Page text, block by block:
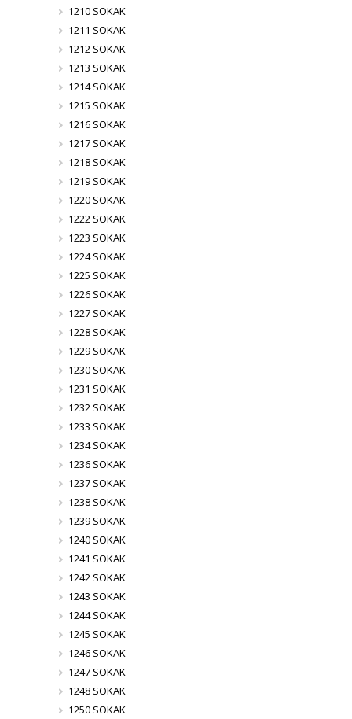
1210 SOKAK
1211 SOKAK
1212 SOKAK
1213 SOKAK
1214 SOKAK
1215 SOKAK
1216 SOKAK
1217 SOKAK
1218 SOKAK
1219 SOKAK
1220 SOKAK
1222 SOKAK
1223 SOKAK
1224 SOKAK
1225 SOKAK
1226 SOKAK
1227 SOKAK
1228 SOKAK
1229 SOKAK
1230 SOKAK
1231 SOKAK
1232 SOKAK
1233 SOKAK
1234 SOKAK
1236 SOKAK
1237 SOKAK
1238 SOKAK
1239 SOKAK
1240 SOKAK
1241 SOKAK
1242 SOKAK
1243 SOKAK
1244 SOKAK
1245 SOKAK
1246 SOKAK
1247 SOKAK
1248 SOKAK
1250 SOKAK